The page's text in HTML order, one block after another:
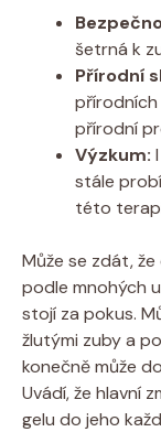
šetrná k
Přírodní
přírodních
přírodní
Výzkum:
stále
této
Může se zdát,
podle mnohých
stojí za pokus.
žlutými zuby a
konečně může
Uvádí, že hlavní
gelu do jeho